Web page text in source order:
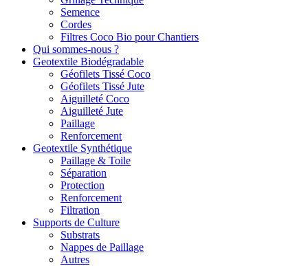
Semence
Cordes
Filtres Coco Bio pour Chantiers
Qui sommes-nous ?
Geotextile Biodégradable
Géofilets Tissé Coco
Géofilets Tissé Jute
Aiguilleté Coco
Aiguilleté Jute
Paillage
Renforcement
Geotextile Synthétique
Paillage & Toile
Séparation
Protection
Renforcement
Filtration
Supports de Culture
Substrats
Nappes de Paillage
Autres